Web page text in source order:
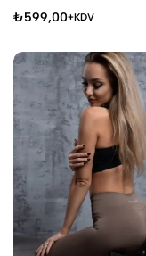
₺599,00+KDV